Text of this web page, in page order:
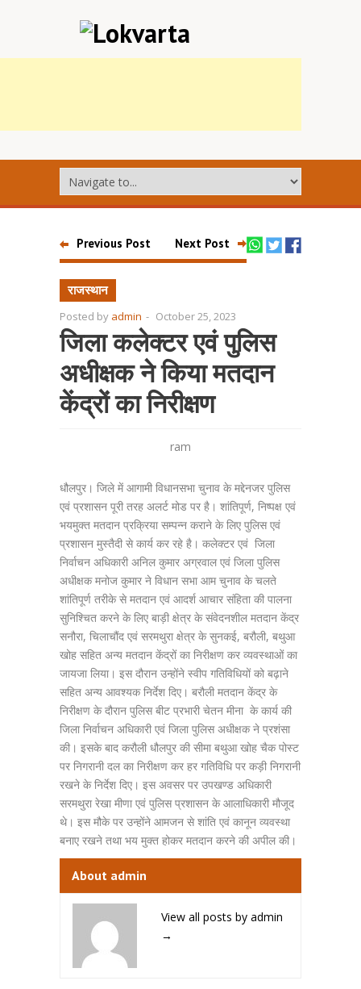
Previous Post Next Post
राजस्थान
Posted by admin - October 25, 2023
जिला कलेक्टर एवं पुलिस
अधीक्षक ने किया मतदान
केंद्रों का निरीक्षण
ram
धौलपुर। जिले में आगामी विधानसभा चुनाव के मद्देनजर पुलिस
एवं प्रशासन पूरी तरह अलर्ट मोड पर है। शांतिपूर्ण, निष्पक्ष एवं
भयमुक्त मतदान प्रक्रिया सम्पन्न कराने के लिए पुलिस एवं
प्रशासन मुस्तैदी से कार्य कर रहे है। कलेक्टर एवं जिला
निर्वाचन अधिकारी अनिल कुमार अग्रवाल एवं जिला पुलिस
अधीक्षक मनोज कुमार ने विधान सभा आम चुनाव के चलते
शांतिपूर्ण तरीके से मतदान एवं आदर्श आचार संहिता की पालना
सुनिश्चित करने के लिए बाड़ी क्षेत्र के संवेदनशील मतदान केंद्र
सनौरा, चिलाचौंद एवं सरमथुरा क्षेत्र के सुनकई, बरौली, बथुआ
खोह सहित अन्य मतदान केंद्रों का निरीक्षण कर व्यवस्थाओं का
जायजा लिया। इस दौरान उन्होंने स्वीप गतिविधियों को बढ़ाने
सहित अन्य आवश्यक निर्देश दिए। बरौली मतदान केंद्र के
निरीक्षण के दौरान पुलिस बीट प्रभारी चेतन मीना के कार्य की
जिला निर्वाचन अधिकारी एवं जिला पुलिस अधीक्षक ने प्रशंसा
की। इसके बाद करौली धौलपुर की सीमा बथुआ खोह चैक पोस्ट
पर निगरानी दल का निरीक्षण कर हर गतिविधि पर कड़ी निगरानी
रखने के निर्देश दिए। इस अवसर पर उपखण्ड अधिकारी
सरमथुरा रेखा मीणा एवं पुलिस प्रशासन के आलाधिकारी मौजूद
थे। इस मौके पर उन्होंने आमजन से शांति एवं कानून व्यवस्था
बनाए रखने तथा भय मुक्त होकर मतदान करने की अपील की।
About admin
View all posts by admin
→